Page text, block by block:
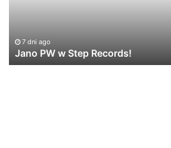
1 tydzień ago
TEDE – ERMAXXY / prod.